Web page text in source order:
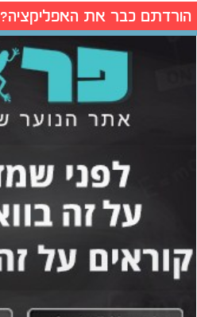
הורדתם כבר את האפליקציה?